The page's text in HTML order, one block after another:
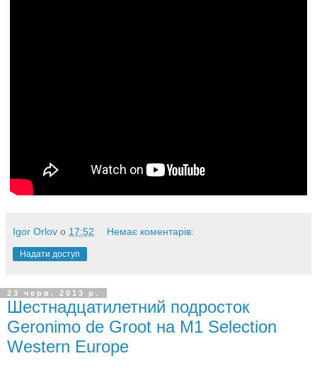
Igor Orlov о 17:52 Немає коментарів:
Надати доступ
23 черв. 2013 р.
Шестнадцатилетний подросток
Geronimo de Groot на M1 Selection
Western Europe